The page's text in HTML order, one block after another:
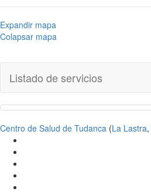
Expandir mapa
Colapsar mapa
Listado de servicios
Centro de Salud de Tudanca (La Lastra,